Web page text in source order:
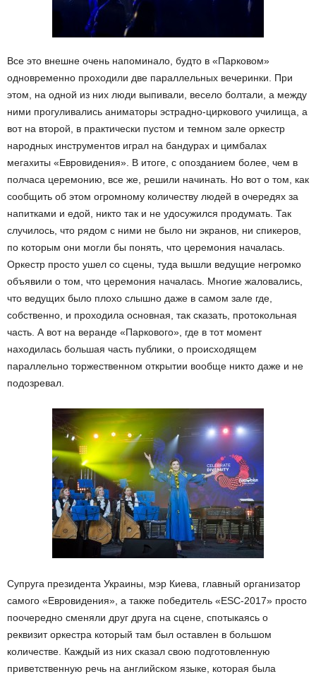
Все это внешне очень напоминало, будто в «Парковом»
одновременно проходили две параллельных вечеринки. При
этом, на одной из них люди выпивали, весело болтали, а между
ними прогуливались аниматоры эстрадно-циркового училища, а
вот на второй, в практически пустом и темном зале оркестр
народных инструментов играл на бандурах и цимбалах
мегахиты «Евровидения». В итоге, с опозданием более, чем в
полчаса церемонию, все же, решили начинать. Но вот о том, как
сообщить об этом огромному количеству людей в очередях за
напитками и едой, никто так и не удосужился продумать. Так
случилось, что рядом с ними не было ни экранов, ни спикеров,
по которым они могли бы понять, что церемония началась.
Оркестр просто ушел со сцены, туда вышли ведущие негромко
объявили о том, что церемония началась. Многие жаловались,
что ведущих было плохо слышно даже в самом зале где,
собственно, и проходила основная, так сказать, протокольная
часть. А вот на веранде «Паркового», где в тот момент
находилась большая часть публики, о происходящем
параллельно торжественном открытии вообще никто даже и не
подозревал.
Супруга президента Украины, мэр Киева, главный организатор
самого «Евровидения», а также победитель «ESC-2017» просто
поочередно сменяли друг друга на сцене, спотыкаясь о
реквизит оркестра который там был оставлен в большом
количестве. Каждый из них сказал свою подготовленную
приветственную речь на английском языке, которая была